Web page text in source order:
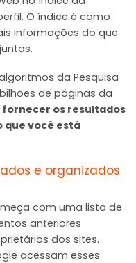
O índice é como
informações do que
da Pesquisa
de páginas da
fornecer os resultados
que você está
e organizados
com uma lista de
anteriores
dos sites.
acessam esses